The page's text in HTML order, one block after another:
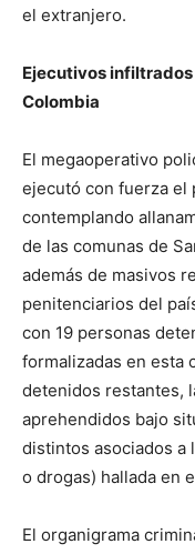
el extranjero.
Ejecutivos
Colombia
El megaoperativo
ejecutó con fuerza el
contemplando
de las comunas de
además de masivos
penitenciarios del
con 19 personas
formalizadas en esta
detenidos restantes,
aprehendidos bajo
distintos asociados a
o drogas) hallada en
El organigrama